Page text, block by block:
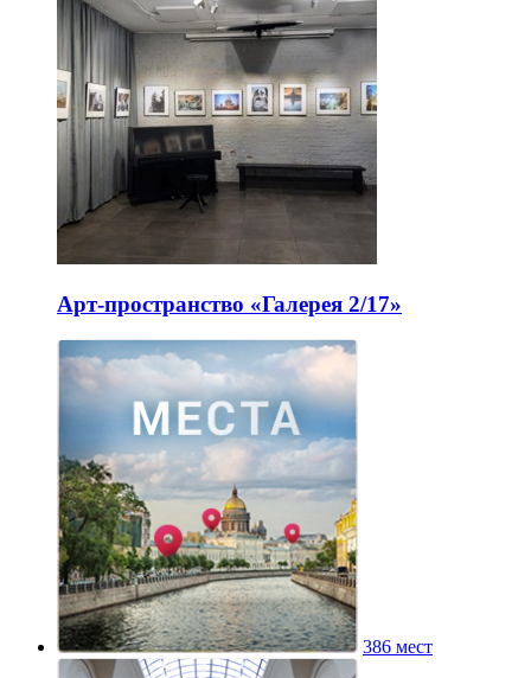
Арт-пространство «Галерея 2/17»
386 мест